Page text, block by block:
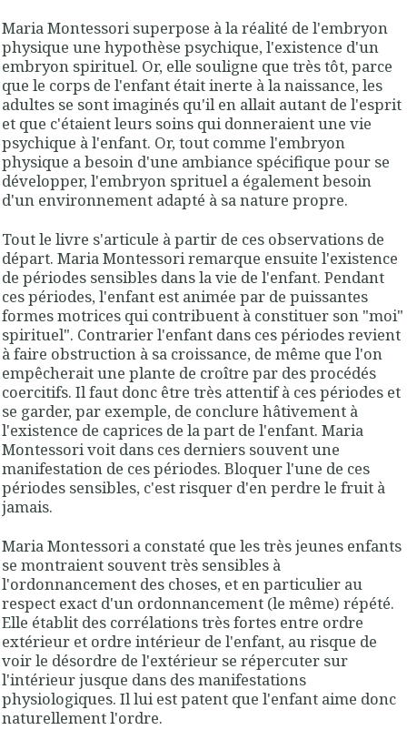
Maria Montessori superpose à la réalité de l'embryon
physique une hypothèse psychique, l'existence d'un
embryon spirituel. Or, elle souligne que très tôt, parce
que le corps de l'enfant était inerte à la naissance, les
adultes se sont imaginés qu'il en allait autant de l'esprit
et que c'étaient leurs soins qui donneraient une vie
psychique à l'enfant. Or, tout comme l'embryon
physique a besoin d'une ambiance spécifique pour se
développer, l'embryon sprituel a également besoin
d'un environnement adapté à sa nature propre.
Tout le livre s'articule à partir de ces observations de
départ. Maria Montessori remarque ensuite l'existence
de périodes sensibles dans la vie de l'enfant. Pendant
ces périodes, l'enfant est animée par de puissantes
formes motrices qui contribuent à constituer son "moi"
spirituel". Contrarier l'enfant dans ces périodes revient
à faire obstruction à sa croissance, de même que l'on
empêcherait une plante de croître par des procédés
coercitifs. Il faut donc être très attentif à ces périodes et
se garder, par exemple, de conclure hâtivement à
l'existence de caprices de la part de l'enfant. Maria
Montessori voit dans ces derniers souvent une
manifestation de ces périodes. Bloquer l'une de ces
périodes sensibles, c'est risquer d'en perdre le fruit à
jamais.
Maria Montessori a constaté que les très jeunes enfants
se montraient souvent très sensibles à
l'ordonnancement des choses, et en particulier au
respect exact d'un ordonnancement (le même) répété.
Elle établit des corrélations très fortes entre ordre
extérieur et ordre intérieur de l'enfant, au risque de
voir le désordre de l'extérieur se répercuter sur
l'intérieur jusque dans des manifestations
physiologiques. Il lui est patent que l'enfant aime donc
naturellement l'ordre.